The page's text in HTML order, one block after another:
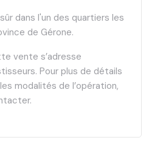
dans l'un des quartiers les
de Gérone.
vente s’adresse
Pour plus de détails
modalités de l’opération,